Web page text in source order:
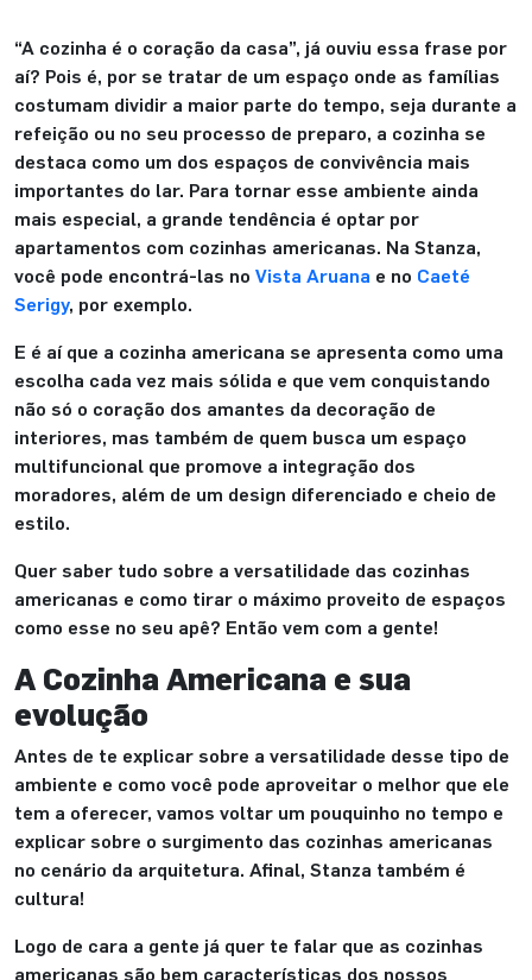
“A cozinha é o coração da casa”, já ouviu essa frase por
aí? Pois é, por se tratar de um espaço onde as famílias
costumam dividir a maior parte do tempo, seja durante a
refeição ou no seu processo de preparo, a cozinha se
destaca como um dos espaços de convivência mais
importantes do lar. Para tornar esse ambiente ainda
mais especial, a grande tendência é optar por
apartamentos com cozinhas americanas. Na Stanza,
você pode encontrá-las no Vista Aruana e no Caeté
Serigy, por exemplo.
E é aí que a cozinha americana se apresenta como uma
escolha cada vez mais sólida e que vem conquistando
não só o coração dos amantes da decoração de
interiores, mas também de quem busca um espaço
multifuncional que promove a integração dos
moradores, além de um design diferenciado e cheio de
estilo.
Quer saber tudo sobre a versatilidade das cozinhas
americanas e como tirar o máximo proveito de espaços
como esse no seu apê? Então vem com a gente!
A Cozinha Americana e sua
evolução
Antes de te explicar sobre a versatilidade desse tipo de
ambiente e como você pode aproveitar o melhor que ele
tem a oferecer, vamos voltar um pouquinho no tempo e
explicar sobre o surgimento das cozinhas americanas
no cenário da arquitetura. Afinal, Stanza também é
cultura!
Logo de cara a gente já quer te falar que as cozinhas
americanas são bem características dos nossos